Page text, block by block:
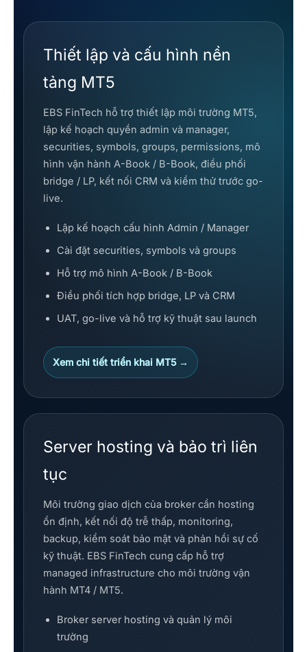
Thiết lập và cấu hình nền
tảng MT5
EBS FinTech hỗ trợ thiết lập môi trường MT5,
lập kế hoạch quyền admin và manager,
securities, symbols, groups, permissions, mô
hình vận hành A-Book / B-Book, điều phối
bridge / LP, kết nối CRM và kiểm thử trước go-
live.
Lập kế hoạch cấu hình Admin / Manager
Cài đặt securities, symbols và groups
Hỗ trợ mô hình A-Book / B-Book
Điều phối tích hợp bridge, LP và CRM
UAT, go-live và hỗ trợ kỹ thuật sau launch
Xem chi tiết triển khai MT5 →
Server hosting và bảo trì liên
tục
Môi trường giao dịch của broker cần hosting
ổn định, kết nối độ trễ thấp, monitoring,
backup, kiểm soát bảo mật và phản hồi sự cố
kỹ thuật. EBS FinTech cung cấp hỗ trợ
managed infrastructure cho môi trường vận
hành MT4 / MT5.
Broker server hosting và quản lý môi
trường